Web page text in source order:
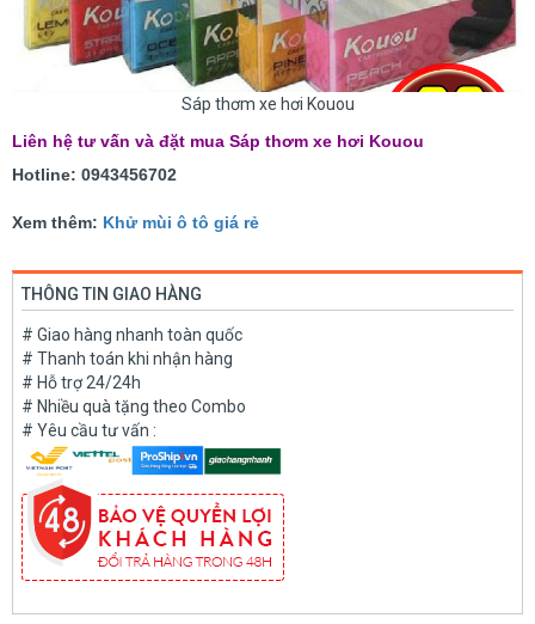
Sáp thơm xe hơi Kouou
Liên hệ tư vấn và đặt mua Sáp thơm xe hơi Kouou
Hotline: 0943456702
Xem thêm: Khử mùi ô tô giá rẻ
THÔNG TIN GIAO HÀNG
# Giao hàng nhanh toàn quốc
# Thanh toán khi nhận hàng
# Hỗ trợ 24/24h
# Nhiều quà tặng theo Combo
# Yêu cầu tư vấn :